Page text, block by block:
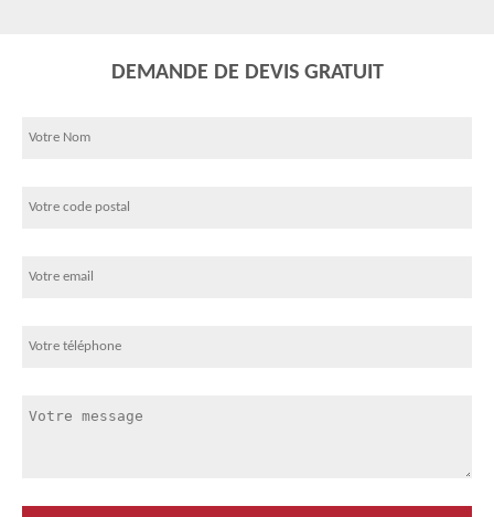
DEMANDE DE DEVIS GRATUIT